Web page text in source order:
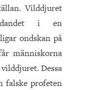
Vilddjuret
i en
ondskan på
männi­skorna
Dessa
falske profeten